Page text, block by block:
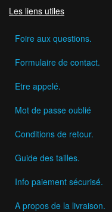
Les liens utiles
Foire aux questions.
Formulaire de contact.
Etre appelé.
Mot de passe oublié
Conditions de retour.
Guide des tailles.
Info paiement sécurisé.
A propos de la livraison.